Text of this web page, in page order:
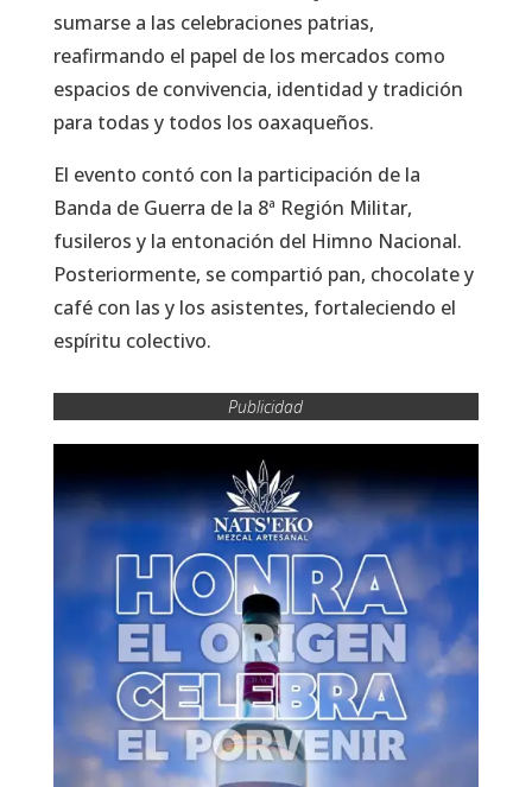
sumarse a las celebraciones patrias,
reafirmando el papel de los mercados como
espacios de convivencia, identidad y tradición
para todas y todos los oaxaqueños.
El evento contó con la participación de la
Banda de Guerra de la 8ª Región Militar,
fusileros y la entonación del Himno Nacional.
Posteriormente, se compartió pan, chocolate y
café con las y los asistentes, fortaleciendo el
espíritu colectivo.
Publicidad